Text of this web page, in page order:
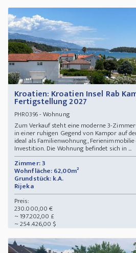
Kroatien: Kroatien Insel Rab
Fertigstellung 2027
PHR0396- Wohnung
Zum Verkauf steht eine moderne 3-
in einer ruhigen Gegend von Kampor auf
ideal als Familienwohnung,
Investition. Die Wohnung befindet sich in ...
Zimmer: 3
Wohnfläche: 62,00m²
Grundstück: k.A.
Rijeka
Preis:
230.000,00 €
~ 197.202,00 £
~ 254.426,00 $